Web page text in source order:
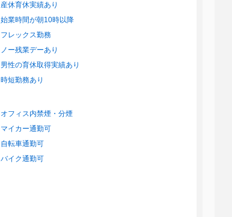
産休育休実績あり
始業時間が朝10時以降
フレックス勤務
ノー残業デーあり
男性の育休取得実績あり
時短勤務あり
オフィス内禁煙・分煙
マイカー通勤可
自転車通勤可
バイク通勤可